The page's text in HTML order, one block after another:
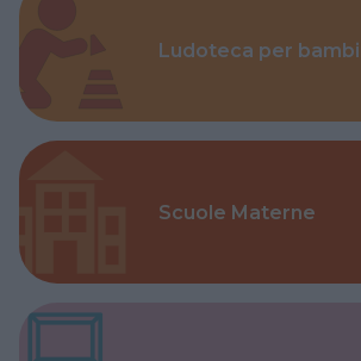
Ludoteca per
Scuole Materne